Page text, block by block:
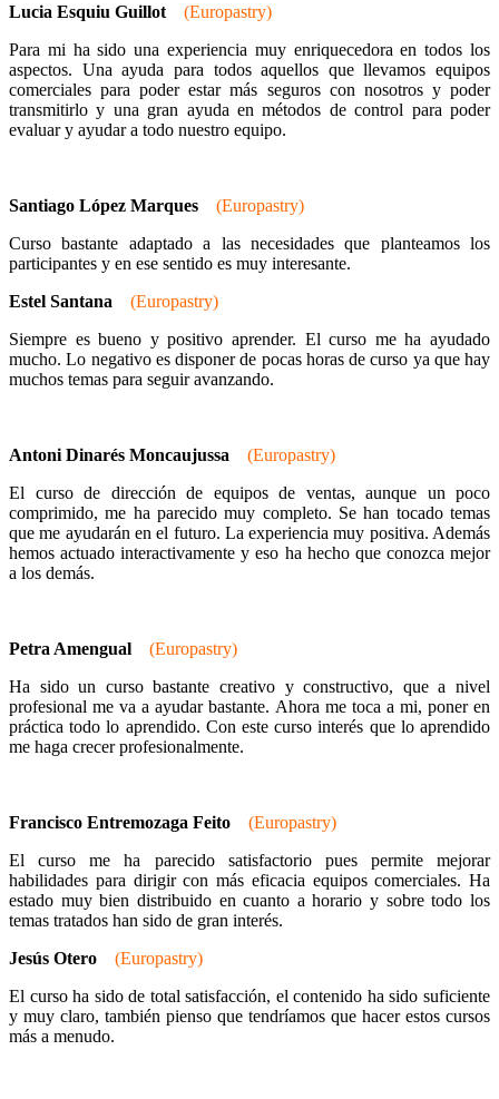
Lucia Esquiu Guillot
(Europastry)
Para mi ha sido una experiencia muy enriquecedora en todos los
aspectos. Una ayuda para todos aquellos que llevamos equipos
comerciales para poder estar más seguros con nosotros y poder
transmitirlo y una gran ayuda en métodos de control para poder
evaluar y ayudar a todo nuestro equipo.
Santiago López Marques
(Europastry)
Curso bastante adaptado a las necesidades que planteamos los
participantes y en ese sentido es muy interesante.
Estel Santana
(Europastry)
Siempre es bueno y positivo aprender. El curso me ha ayudado
mucho. Lo negativo es disponer de pocas horas de curso ya que hay
muchos temas para seguir avanzando.
Antoni Dinarés Moncaujussa
(Europastry)
El curso de dirección de equipos de ventas, aunque un poco
comprimido, me ha parecido muy completo. Se han tocado temas
que me ayudarán en el futuro. La experiencia muy positiva. Además
hemos actuado interactivamente y eso ha hecho que conozca mejor
a los demás.
Petra Amengual
(Europastry)
Ha sido un curso bastante creativo y constructivo, que a nivel
profesional me va a ayudar bastante. Ahora me toca a mi, poner en
práctica todo lo aprendido. Con este curso interés que lo aprendido
me haga crecer profesionalmente.
Francisco Entremozaga Feito
(Europastry)
El curso me ha parecido satisfactorio pues permite mejorar
habilidades para dirigir con más eficacia equipos comerciales. Ha
estado muy bien distribuido en cuanto a horario y sobre todo los
temas tratados han sido de gran interés.
Jesús Otero
(Europastry)
El curso ha sido de total satisfacción, el contenido ha sido suficiente
y muy claro, también pienso que tendríamos que hacer estos cursos
más a menudo.